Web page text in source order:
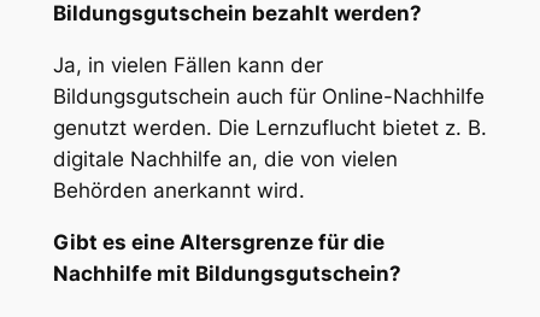
Bildungsgutschein bezahlt werden?
Ja, in vielen Fällen kann der
Bildungsgutschein auch für Online-Nachhilfe
genutzt werden. Die Lernzuflucht bietet z. B.
digitale Nachhilfe an, die von vielen
Behörden anerkannt wird.
Gibt es eine Altersgrenze für die
Nachhilfe mit Bildungsgutschein?